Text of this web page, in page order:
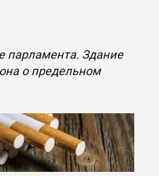
парламента. Здание
о предельном